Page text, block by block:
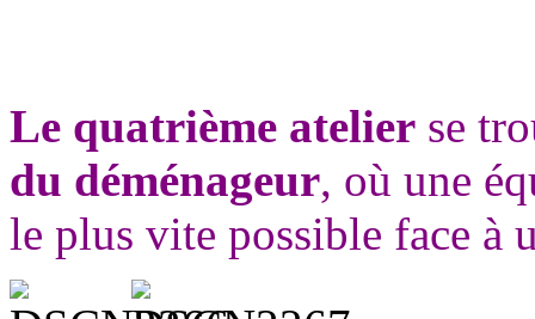
Le quatrième atelier se
du déménageur, où une
le plus vite possible face à